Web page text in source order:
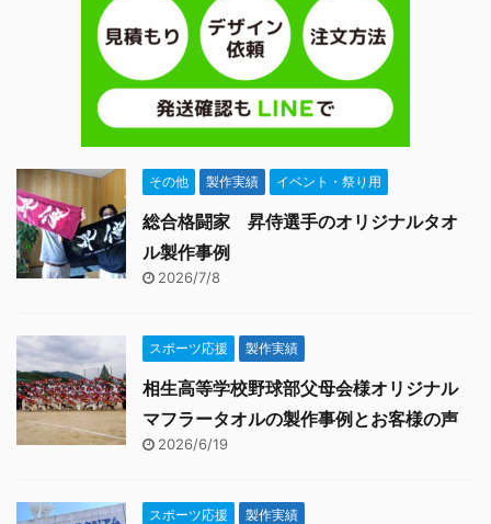
製作事例になります。 デ
ザイン確定までの流れ
LINEでお問い合わせをい
ただきました。 チームタ
オルの製作を検討という
イメージ画像をいただき
ました。 頂いたイメージ
デザインより いくつかデ
ザイン作成しました。 た
くさんお色を使用するこ
とによ ...
その他 製作実績 イベント・祭り用
総合格闘家 昇侍選手のオリジナルタオ
ル製作事例
2026/7/8
スポーツ応援 製作実績
相生高等学校野球部父母会様オリジナル
マフラータオルの製作事例とお客様の声
2026/6/19
スポーツ応援 製作実績